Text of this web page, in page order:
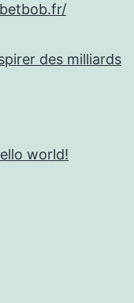
des milliards
world!